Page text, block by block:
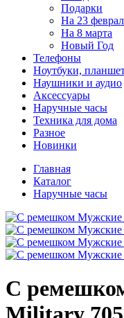
Подарки
На 23
На 8 марта
Новый Год
Телефоны
Ноутбуки,
Наушники и аудио
Аксессуары
Наручные часы
Техника для дома
Разное
Новинки
Главная
Каталог
Наручные часы
С